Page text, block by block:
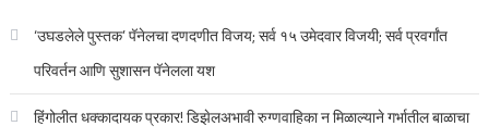
‘उघडलेले पुस्तक’ पॅनेलचा दणदणीत विजय; सर्व १५ उमेदवार विजयी; सर्व प्रवर्गांत
परिवर्तन आणि सुशासन पॅनेलला यश
हिंगोलीत धक्कादायक प्रकार! डिझेलअभावी रुग्णवाहिका न मिळाल्याने गर्भातील बाळाचा